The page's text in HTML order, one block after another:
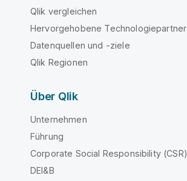
Qlik vergleichen
Hervorgehobene Technologiepartner
Datenquellen und -ziele
Qlik Regionen
Über Qlik
Unternehmen
Führung
Corporate Social Responsibility (CSR)
DEI&B